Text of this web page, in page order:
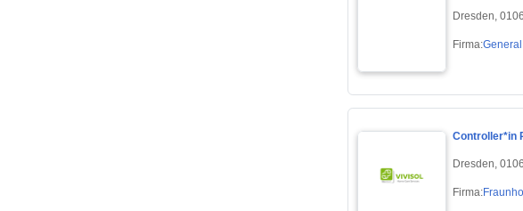
Dresden,
Firma:
Controller*in
Dresden,
Firma: